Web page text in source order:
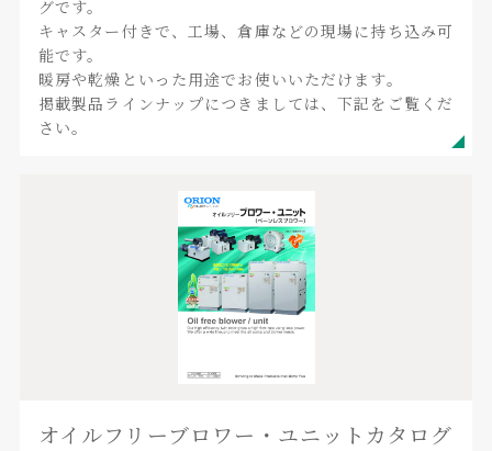
グです。
キャスター付きで、工場、倉庫などの現場に持ち込み可
能です。
暖房や乾燥といった用途でお使いいただけます。
掲載製品ラインナップにつきましては、下記をご覧くだ
さい。
オイルフリーブロワー・ユニットカタログ